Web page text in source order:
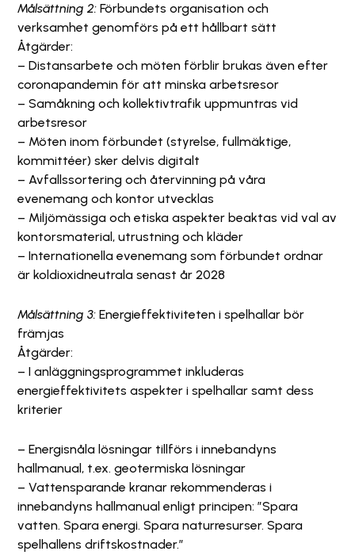
Målsättning 2: Förbundets organisation och
verksamhet genomförs på ett hållbart sätt
Åtgärder:
– Distansarbete och möten förblir brukas även efter
coronapandemin för att minska arbetsresor
– Samåkning och kollektivtrafik uppmuntras vid
arbetsresor
– Möten inom förbundet (styrelse, fullmäktige,
kommittéer) sker delvis digitalt
– Avfallssortering och återvinning på våra
evenemang och kontor utvecklas
– Miljömässiga och etiska aspekter beaktas vid val av
kontorsmaterial, utrustning och kläder
– Internationella evenemang som förbundet ordnar
är koldioxidneutrala senast år 2028
Målsättning 3: Energieffektiviteten i spelhallar bör
främjas
Åtgärder:
– I anläggningsprogrammet inkluderas
energieffektivitets aspekter i spelhallar samt dess
kriterier
– Energisnåla lösningar tillförs i innebandyns
hallmanual, t.ex. geotermiska lösningar
– Vattensparande kranar rekommenderas i
innebandyns hallmanual enligt principen: ”Spara
vatten. Spara energi. Spara naturresurser. Spara
spelhallens driftskostnader.”